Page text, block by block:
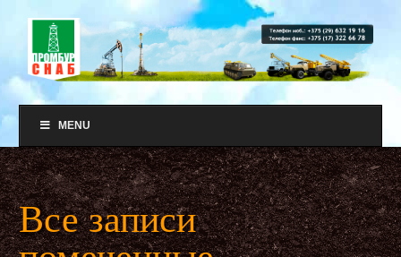
MENU
Все записи